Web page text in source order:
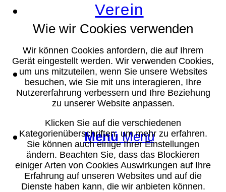
Verein
Suche
Menü Menü
Wie wir Cookies verwenden
Wir können Cookies anfordern, die auf Ihrem
Gerät eingestellt werden. Wir verwenden Cookies,
um uns mitzuteilen, wenn Sie unsere Websites
besuchen, wie Sie mit uns interagieren, Ihre
Nutzererfahrung verbessern und Ihre Beziehung
zu unserer Website anpassen.
Klicken Sie auf die verschiedenen
Kategorienüberschriften, um mehr zu erfahren.
Sie können auch einige Ihrer Einstellungen
ändern. Beachten Sie, dass das Blockieren
einiger Arten von Cookies Auswirkungen auf Ihre
Erfahrung auf unseren Websites und auf die
Dienste haben kann, die wir anbieten können.